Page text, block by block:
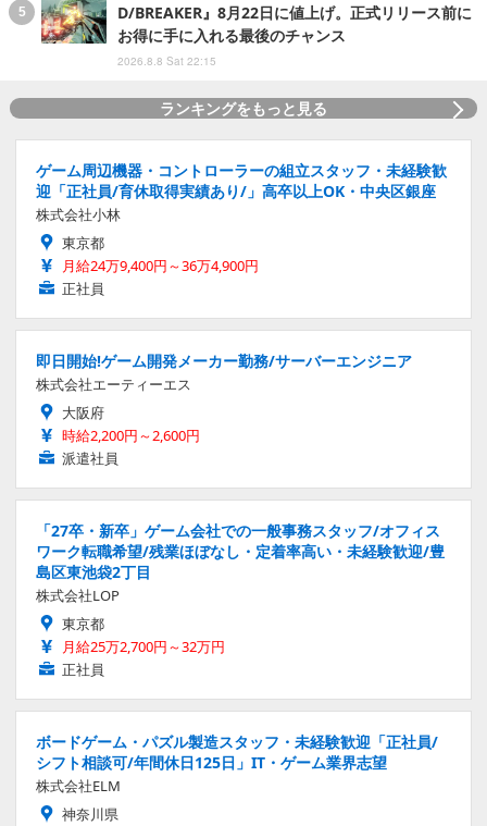
D/BREAKER』8月22日に値上げ。正式リリース前に
お得に手に入れる最後のチャンス
2026.8.8 Sat 22:15
ランキングをもっと見る
ゲーム周辺機器・コントローラーの組立スタッフ・未経験歓
迎「正社員/育休取得実績あり/」高卒以上OK・中央区銀座
株式会社小林
東京都
月給24万9,400円～36万4,900円
正社員
即日開始!ゲーム開発メーカー勤務/サーバーエンジニア
株式会社エーティーエス
大阪府
時給2,200円～2,600円
派遣社員
「27卒・新卒」ゲーム会社での一般事務スタッフ/オフィス
ワーク転職希望/残業ほぼなし・定着率高い・未経験歓迎/豊
島区東池袋2丁目
株式会社LOP
東京都
月給25万2,700円～32万円
正社員
ボードゲーム・パズル製造スタッフ・未経験歓迎「正社員/
シフト相談可/年間休日125日」IT・ゲーム業界志望
株式会社ELM
神奈川県